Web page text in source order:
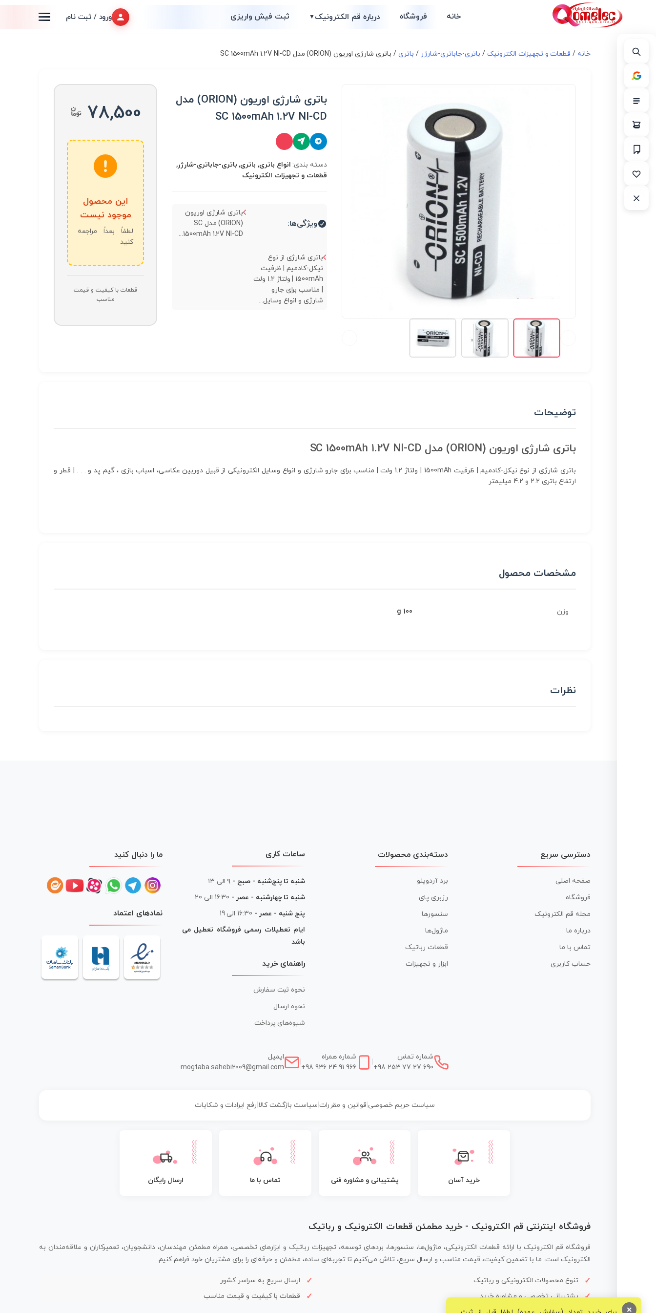
خانه فروشگاه درباره قم الکترونیک▼ ثبت فیش واریزی ورود / ثبت نام
خانه / قطعات و تجهیزات الکترونیک / باتری-جاباتری-شارژر / باتری / باتری شارژی اوریون (ORION) مدل SC 1500mAh 1.2V NI-CD
باتری شارژی اوریون (ORION) مدل
SC 1500mAh 1.2V NI-CD
دسته بندی: انواع باتری, باتری, باتری-جاباتری-شارژر,
قطعات و تجهیزات الکترونیک
ویژگی‌ها:
باتری شارژی اوریون
(ORION) مدل SC
1500mAh 1.2V NI-CD...
باتری شارژی از نوع
نیکل-کادمیم | ظرفیت
1500mAh | ولتاژ 1.2 ولت
| مناسب برای جارو
شارژی و انواع وسایل...
78,500
این محصول
موجود نیست
لطفاً بعداً مراجعه
کنید
قطعات با کیفیت و قیمت
مناسب
توضیحات
باتری شارژی اوریون (ORION) مدل SC 1500mAh 1.2V NI-CD
باتری شارژی از نوع نیکل-کادمیم | ظرفیت 1500mAh | ولتاژ 1.2 ولت | مناسب برای جارو شارژی و انواع وسایل الکترونیکی از قبیل دوربین عکاسی، اسباب بازی ، گیم پد و . . . | قطر و
ارتفاع باتری 2.2 و 4.2 میلیمتر
مشخصات محصول
وزن 100 g
نظرات
دسترسی سریع
صفحه اصلی
فروشگاه
مجله قم الکترونیک
درباره ما
تماس با ما
حساب کاربری
دسته‌بندی محصولات
برد آردوینو
رزبری پای
سنسورها
ماژول‌ها
قطعات رباتیک
ابزار و تجهیزات
ساعات کاری
شنبه تا پنج‌شنبه - صبح - ۹ الی ۱۳
شنبه تا چهارشنبه - عصر - 16:30 الی 20
پنج شنبه - عصر - 16:30 الی 19
ایام تعطیلات رسمی فروشگاه تعطیل می
باشد
راهنمای خرید
نحوه ثبت سفارش
نحوه ارسال
شیوه‌های پرداخت
ما را دنبال کنید
نمادهای اعتماد
شماره تماس
+98 253 77 27 690
شماره همراه
+98 936 24 91 966
ایمیل
mogtaba.sahebi2009@gmail.com
سیاست حریم خصوصی| قوانین و مقررات سیاست بازگشت کالا رفع ایرادات و شکایات
خرید آسان پشتیبانی و مشاوره فنی تماس با ما ارسال رایگان
فروشگاه اینترنتی قم الکترونیک - خرید مطمئن قطعات الکترونیک و رباتیک
فروشگاه قم الکترونیک با ارائه قطعات الکترونیکی، ماژول‌ها، سنسورها، بردهای توسعه، تجهیزات رباتیک و ابزارهای تخصصی، همراه مطمئن مهندسان، دانشجویان، تعمیرکاران و علاقه‌مندان به
الکترونیک است. ما با تضمین کیفیت، قیمت مناسب و ارسال سریع، تلاش می‌کنیم تا تجربه‌ای ساده، مطمئن و حرفه‌ای را برای مشتریان خود فراهم کنیم.
تنوع محصولات الکترونیکی و رباتیک
ارسال سریع به سراسر کشور
پشتیبانی تخصصی و مشاوره خرید
قطعات با کیفیت و قیمت مناسب